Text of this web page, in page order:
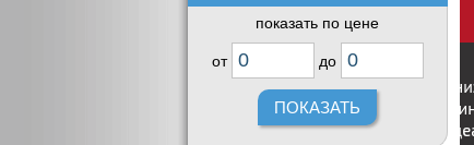
показать по цене
от до